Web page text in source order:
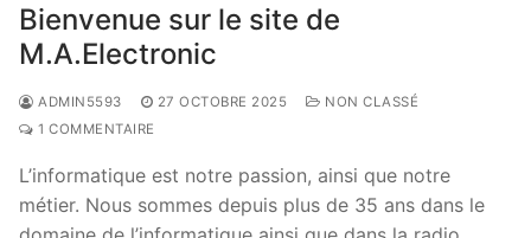
Bienvenue sur le site de
M.A.Electronic
ADMIN5593 27 OCTOBRE 2025
NON CLASSÉ
1 COMMENTAIRE
L’informatique est notre passion, ainsi que notre
métier. Nous sommes depuis plus de 35 ans dans le